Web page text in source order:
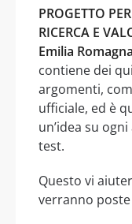
PROGETTO
RICERCA E
Emilia
contiene dei
argomenti,
ufficiale, ed è
un’idea su
test.
Questo vi
verranno